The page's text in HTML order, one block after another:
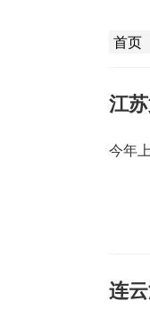
首页
江
今年
连